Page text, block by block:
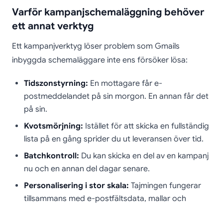
Varför kampanjschemaläggning behöver
ett annat verktyg
Ett kampanjverktyg löser problem som Gmails
inbyggda schemaläggare inte ens försöker lösa:
Tidszonstyrning: En mottagare får e-
postmeddelandet på sin morgon. En annan får det
på sin.
Kvotsmörjning: Istället för att skicka en fullständig
lista på en gång sprider du ut leveransen över tid.
Batchkontroll: Du kan skicka en del av en kampanj
nu och en annan del dagar senare.
Personalisering i stor skala: Tajmingen fungerar
tillsammans med e-postfältsdata, mallar och